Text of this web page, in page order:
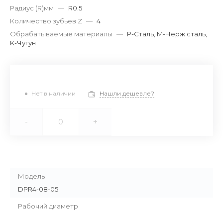
Радиус (R)мм — R0.5
Количество зубьев Z — 4
Обрабатываемые материалы — P-Сталь, M-Нерж.сталь,
K-Чугун
Нет в наличии Нашли дешевле?
- +
Модель
DPR4-08-05
Рабочий диаметр